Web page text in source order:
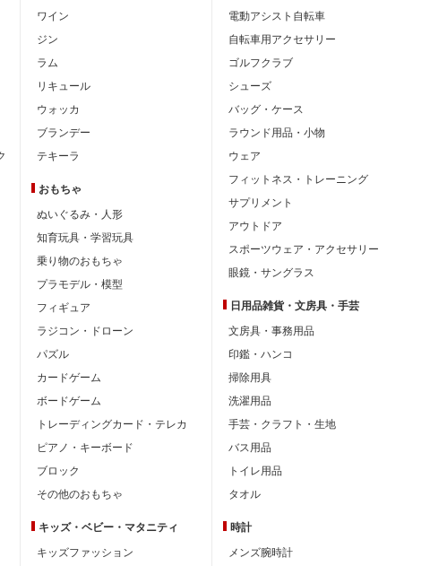
ワイン
ジン
ラム
リキュール
ウォッカ
ブランデー
テキーラ
おもちゃ
ぬいぐるみ・人形
知育玩具・学習玩具
乗り物のおもちゃ
プラモデル・模型
フィギュア
ラジコン・ドローン
パズル
カードゲーム
ボードゲーム
トレーディングカード・テレカ
ピアノ・キーボード
ブロック
その他のおもちゃ
キッズ・ベビー・ マタニティ
キッズファッション
電動アシスト自転車
自転車用アクセサリー
ゴルフクラブ
シューズ
バッグ・ケース
ラウンド用品・小物
ウェア
フィットネス・トレーニング
サプリメント
アウトドア
スポーツウェア・アクセサリー
眼鏡・サングラス
日用品雑貨・文房具・手芸
文房具・事務用品
印鑑・ハンコ
掃除用具
洗濯用品
手芸・クラフト・生地
バス用品
トイレ用品
タオル
時計
メンズ腕時計